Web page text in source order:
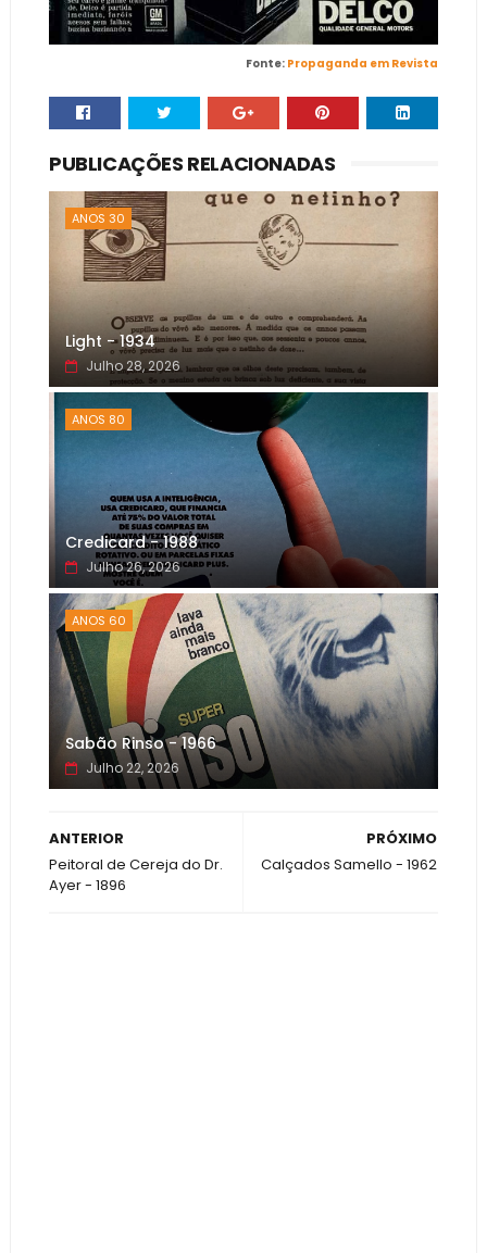
Fonte: Propaganda em Revista
PUBLICAÇÕES RELACIONADAS
ANOS 30
Light - 1934
Julho 28, 2026
ANOS 80
Credicard - 1988
Julho 26, 2026
ANOS 60
Sabão Rinso - 1966
Julho 22, 2026
PRÓXIMO
Calçados Samello - 1962
ANTERIOR
Peitoral de Cereja do Dr.
Ayer - 1896